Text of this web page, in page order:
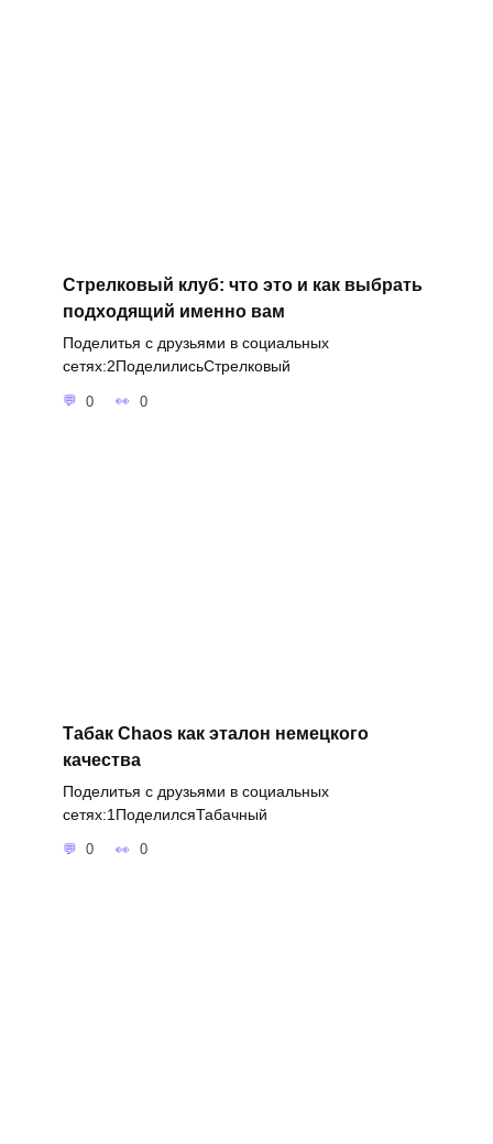
Стрелковый клуб: что это и как выбрать
подходящий именно вам
Поделитья с друзьями в социальных
сетях:2ПоделилисьСтрелковый
0 0
Табак Сhaos как эталон немецкого
качества
Поделитья с друзьями в социальных
сетях:1ПоделилсяТабачный
0 0